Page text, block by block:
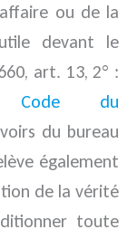
ou de la
devant le
art. 13, 2° :
du
du bureau
également
de la vérité
toute